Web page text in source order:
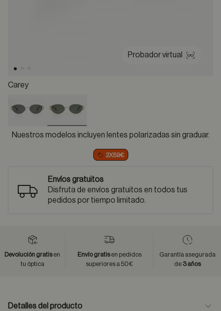
Probador virtual
Carey
selected
Nuestros modelos incluyen lentes polarizadas sin graduar.
2X59€
Envíos gratuitos
Disfruta de envíos gratuitos en todos tus
pedidos por tiempo limitado.
Devolución gratisen
tu óptica
Envío gratisen pedidos
superiores a 50€
Garantía asegurada
de 3 años
Detalles del producto